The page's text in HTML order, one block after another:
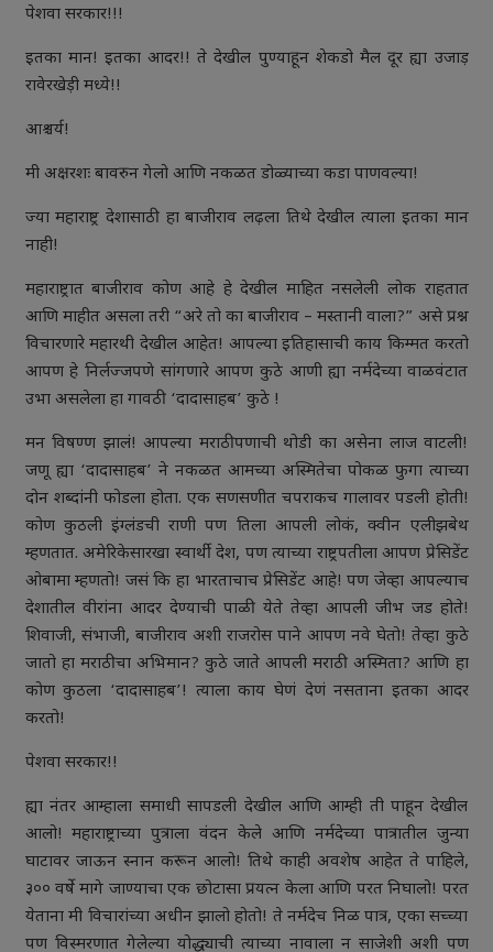
पेशवा सरकार!!!
इतका मान! इतका आदर!! ते देखील पुण्याहून शेकडो मैल दूर ह्या उजाड़
रावेरखेड़ी मध्ये!!
आश्चर्य!
मी अक्षरशः बावरुन गेलो आणि नकळत डोळ्याच्या कडा पाणवल्या!
ज्या महाराष्ट्र देशासाठी हा बाजीराव लढ़ला तिथे देखील त्याला इतका मान
नाही!
महाराष्ट्रात बाजीराव कोण आहे हे देखील माहित नसलेली लोक राहतात
आणि माहीत असला तरी “अरे तो का बाजीराव – मस्तानी वाला?” असे प्रश्न
विचारणारे महारथी देखील आहेत! आपल्या इतिहासाची काय किम्मत करतो
आपण हे निर्लज्जपणे सांगणारे आपण कुठे आणी ह्या नर्मदेच्या वाळवंटात
उभा असलेला हा गावठी ‘दादासाहब’ कुठे !
मन विषण्ण झालं! आपल्या मराठीपणाची थोडी का असेना लाज वाटली!
जणू ह्या ‘दादासाहब’ ने नकळत आमच्या अस्मितेचा पोकळ फुगा त्याच्या
दोन शब्दांनी फोडला होता. एक सणसणीत चपराकच गालावर पडली होती!
कोण कुठली इंग्लंडची राणी पण तिला आपली लोकं, क्वीन एलीझबेथ
म्हणतात. अमेरिकेसारखा स्वार्थी देश, पण त्याच्या राष्ट्रपतीला आपण प्रेसिडेंट
ओबामा म्हणतो! जसं कि हा भारताचाच प्रेसिडेंट आहे! पण जेव्हा आपल्याच
देशातील वीरांना आदर देण्याची पाळी येते तेव्हा आपली जीभ जड होते!
शिवाजी, संभाजी, बाजीराव अशी राजरोस पाने आपण नवे घेतो! तेव्हा कुठे
जातो हा मराठीचा अभिमान? कुठे जाते आपली मराठी अस्मिता? आणि हा
कोण कुठला ‘दादासाहब’! त्याला काय घेणं देणं नसताना इतका आदर
करतो!
पेशवा सरकार!!
ह्या नंतर आम्हाला समाधी सापडली देखील आणि आम्ही ती पाहून देखील
आलो! महाराष्ट्राच्या पुत्राला वंदन केले आणि नर्मदेच्या पात्रातील जुन्या
घाटावर जाऊन स्नान करून आलो! तिथे काही अवशेष आहेत ते पाहिले,
३०० वर्षे मागे जाण्याचा एक छोटासा प्रयत्न केला आणि परत निघालो! परत
येताना मी विचारांच्या अधीन झालो होतो! ते नर्मदेच निळ पात्र, एका सच्च्या
पण विस्मरणात गेलेल्या योद्ध्याची त्याच्या नावाला न साजेशी अशी पण